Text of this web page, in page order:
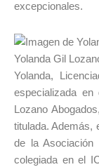
excepcionales.
Yolanda Gil
Yolanda,
especializada
Lozano
titulada. Además,
de la Asociación
colegiada en el